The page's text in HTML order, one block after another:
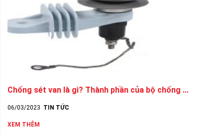
Chống sét van là gì? Thành phần của bộ chống ...
06/03/2023 TIN TỨC
XEM THÊM